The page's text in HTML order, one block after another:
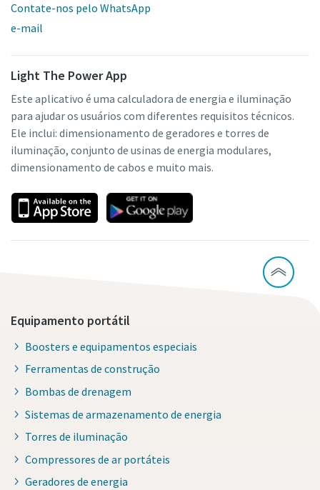
Contate-nos pelo WhatsApp
e-mail
Light The Power App
Este aplicativo é uma calculadora de energia e iluminação
para ajudar os usuários com diferentes requisitos técnicos.
Ele inclui: dimensionamento de geradores e torres de
iluminação, conjunto de usinas de energia modulares,
dimensionamento de cabos e muito mais.
Equipamento portátil
Boosters e equipamentos especiais
Ferramentas de construção
Bombas de drenagem
Sistemas de armazenamento de energia
Torres de iluminação
Compressores de ar portáteis
Geradores de energia